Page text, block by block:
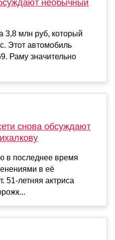
необычный
3,8 млн руб, который
Этот автомобиль
Раму значительно
снова обсуждают
в последнее время
в её
51-летняя актриса